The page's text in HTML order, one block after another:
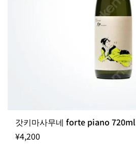
갓키마사무네 forte piano 720ml
¥4,200